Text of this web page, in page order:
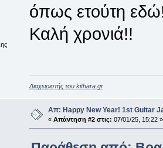
όπως ετούτη
Καλή χρονιά!!
Διαχειριστής του kithara.gr
Απ: Happy New Year! 1st Guitar
« Απάντηση #2 στις: 07/01/25, 15:22 »